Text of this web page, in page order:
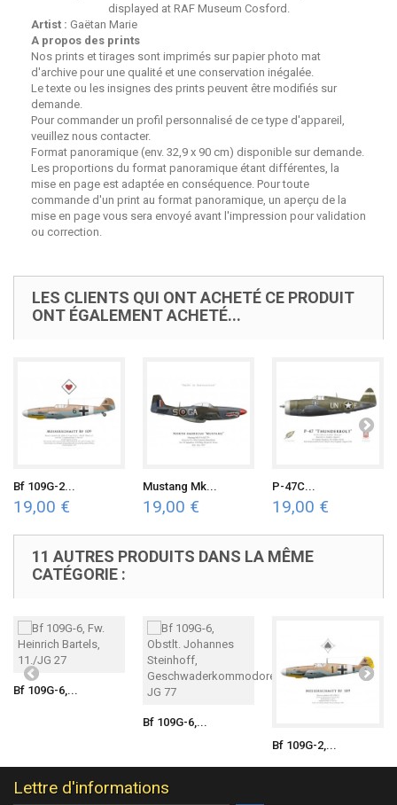
displayed at RAF Museum Cosford.
Artist : Gaëtan Marie
A propos des prints
Nos prints et tirages sont imprimés sur papier photo mat
d'archive pour une qualité et une conservation inégalée.
Le texte ou les insignes des prints peuvent être modifiés sur
demande.
Pour commander un profil personnalisé de ce type d'appareil,
veuillez nous contacter.
Format panoramique (env. 32,9 x 90 cm) disponible sur demande.
Les proportions du format panoramique étant différentes, la
mise en page est adaptée en conséquence. Pour toute
commande d'un print au format panoramique, un aperçu de la
mise en page vous sera envoyé avant l'impression pour validation
ou correction.
LES CLIENTS QUI ONT ACHETÉ CE PRODUIT
ONT ÉGALEMENT ACHETÉ...
Bf 109G-2...
19,00 €
Mustang Mk...
19,00 €
P-47C...
19,00 €
11 AUTRES PRODUITS DANS LA MÊME
CATÉGORIE :
Bf 109G-6,...
Bf 109G-6,...
Bf 109G-2,...
Lettre d'informations